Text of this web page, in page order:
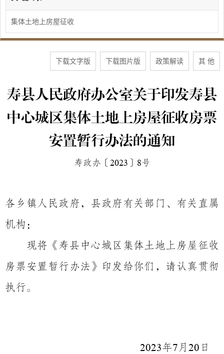
集体土地上房屋征收
下载文字版 下载图片版 政策解读 其 他
寿县人民政府办公室关于印发寿县
中心城区集体土地上房屋征收房票
安置暂行办法的通知
寿政办〔 2023 〕 8号
各乡镇人民政府，县政府有关部门、有关直属
机构：
现将《寿县中心城区集体土地上房屋征收
房票安置暂行办法》印发给你们，请认真贯彻
执行。
2023年7 月 20 日